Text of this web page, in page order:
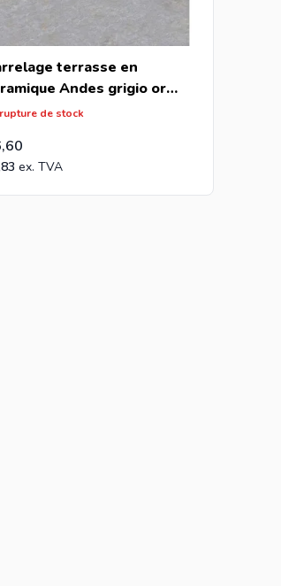
terrasse en
Andes grigio or
(m2)
de stock